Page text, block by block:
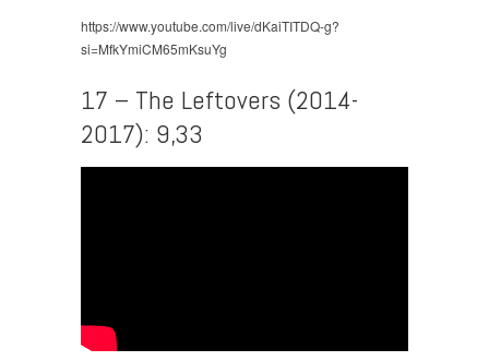
https://www.youtube.com/live/dKaiTITDQ-g?
si=MfkYmiCM65mKsuYg
17 – The Leftovers (2014-
2017): 9,33